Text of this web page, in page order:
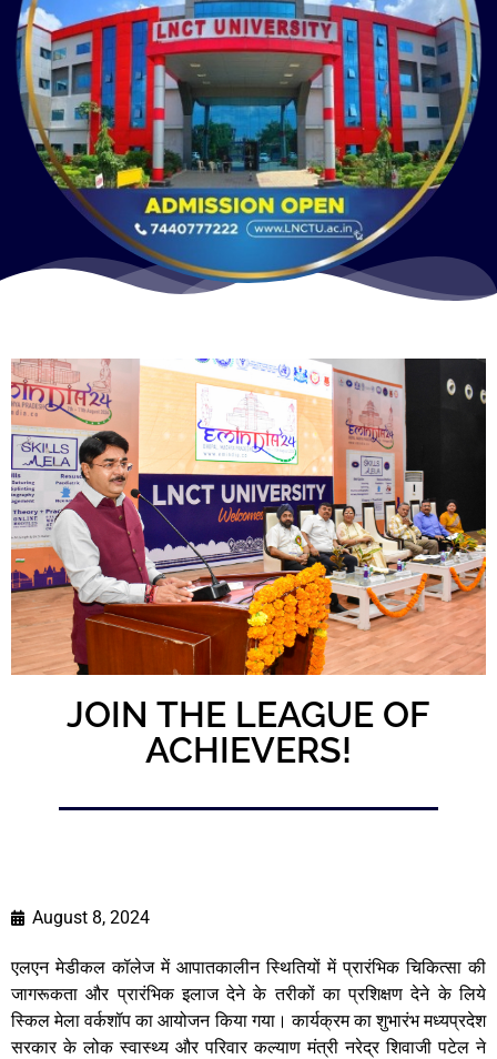
JOIN THE LEAGUE OF
ACHIEVERS!
August 8, 2024
एलएन मेडीकल कॉलेज में आपातकालीन स्थितियों में प्रारंभिक चिकित्सा की
जागरूकता और प्रारंभिक इलाज देने के तरीकों का प्रशिक्षण देने के लिये
स्किल मेला वर्कशॉप का आयोजन किया गया। कार्यक्रम का शुभारंभ मध्यप्रदेश
सरकार के लोक स्वास्थ्य और परिवार कल्याण मंत्री नरेद्र शिवाजी पटेल ने